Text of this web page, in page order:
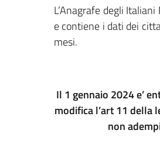
L’Anagrafe degli
e contiene i dati dei
mesi.
Il 1 gennaio 2024 e’
modifica l’art 11 della
non